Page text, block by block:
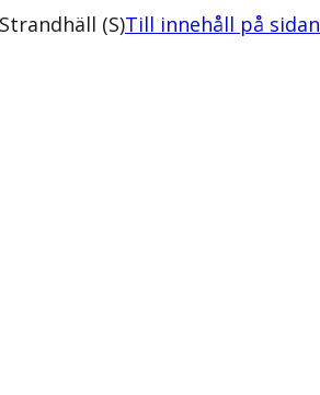
(S)Till innehåll på sidan